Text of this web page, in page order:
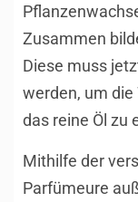
Zusammen
Diese muss
werden, um die
das reine Öl zu
Mithilfe der
Parfümeure